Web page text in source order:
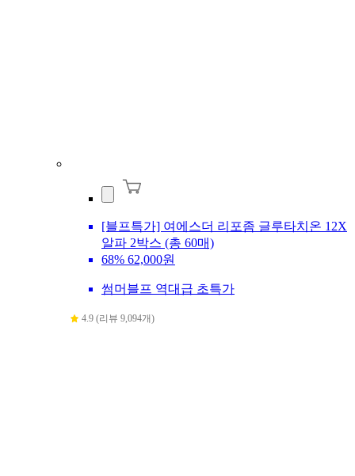
[블프특가] 여에스더 리포좀 글루타치온 12X
알파 2박스 (총 60매)
68% 62,000원
썸머블프 역대급 초특가
4.9 (리뷰 9,094개)